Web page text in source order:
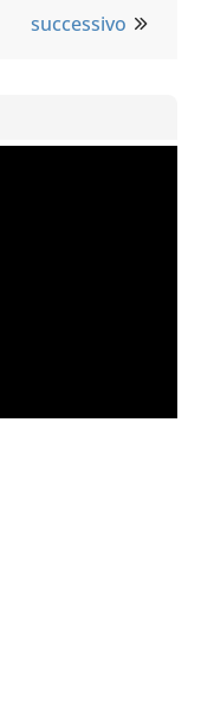
successivo